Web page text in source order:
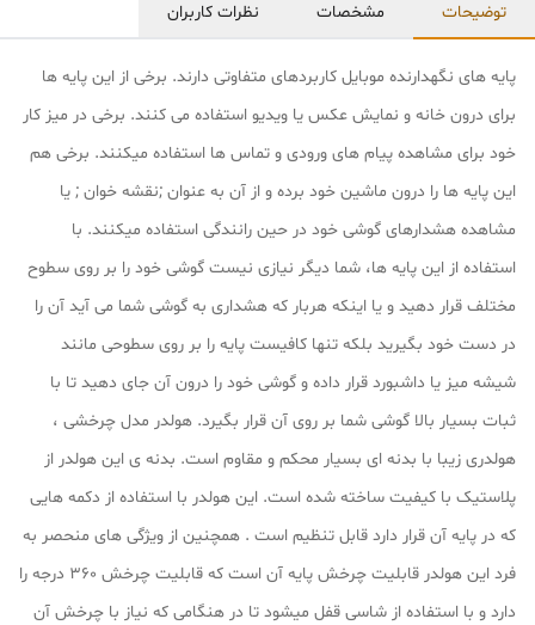
توضیحات مشخصات نظرات کاربران
پایه های نگهدارنده موبایل کاربردهای متفاوتی دارند. برخی از این پایه ها
برای درون خانه و نمایش عکس یا ویدیو استفاده می کنند. برخی در میز کار
خود برای مشاهده پیام های ورودی و تماس ها استفاده میکنند. برخی هم
این پایه ها را درون ماشین خود برده و از آن به عنوان ;نقشه خوان ; یا
مشاهده هشدارهای گوشی خود در حین رانندگی استفاده میکنند. با
استفاده از این پایه ها، شما دیگر نیازی نیست گوشی خود را بر روی سطوح
مختلف قرار دهید و یا اینکه هربار که هشداری به گوشی شما می آید آن را
در دست خود بگیرید بلکه تنها کافیست پایه را بر روی سطوحی مانند
شیشه میز یا داشبورد قرار داده و گوشی خود را درون آن جای دهید تا با
ثبات بسیار بالا گوشی شما بر روی آن قرار بگیرد. هولدر مدل چرخشی ،
هولدری زیبا با بدنه ای بسیار محکم و مقاوم است. بدنه ی این هولدر از
پلاستیک با کیفیت ساخته شده است. این هولدر با استفاده از دکمه هایی
که در پایه آن قرار دارد قابل تنظیم است . همچنین از ویژگی های منحصر به
فرد این هولدر قابلیت چرخش پایه آن است که قابلیت چرخش 360 درجه را
دارد و با استفاده از شاسی قفل میشود تا در هنگامی که نیاز با چرخش آن